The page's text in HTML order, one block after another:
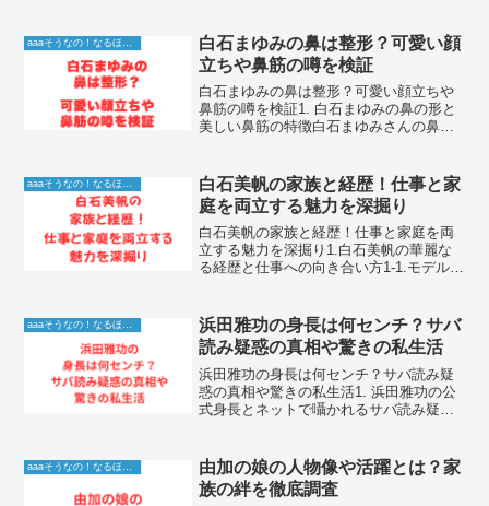
らその美しさは際立っており、多くのフ
ァッション誌で表紙を...
白石まゆみの鼻は整形？可愛い顔
立ちや鼻筋の噂を検証
白石まゆみの鼻は整形？可愛い顔立ちや
鼻筋の噂を検証1. 白石まゆみの鼻の形と
美しい鼻筋の特徴白石まゆみさんの鼻の
結論として、彼女の鼻は高すぎず低すぎ
ない絶妙な高さがあり...
白石美帆の家族と経歴！仕事と家
庭を両立する魅力を深掘り
白石美帆の家族と経歴！仕事と家庭を両
立する魅力を深掘り1.白石美帆の華麗な
る経歴と仕事への向き合い方1-1.モデルか
な演技力で、長年にわたり日本の芸能界
で輝き続けている...
aaaそうなの！なるほど！情報
浜田雅功の身長は何センチ？サバ
読み疑惑の真相や驚きの私生活
浜田雅功の身長は何センチ？サバ読み疑
惑の真相や驚きの私生活1. 浜田雅功の公
式身長とネットで囁かれるサバ読み疑惑
ん。テレビ番組で見せる圧倒的な存在感
と鋭いツッコミは、多く...
由加の娘の人物像や活躍とは？家
族の絆を徹底調査